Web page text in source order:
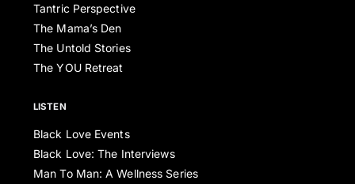
Tantric Perspective
The Mama’s Den
The Untold Stories
The YOU Retreat
LISTEN
Black Love Events
Black Love: The Interviews
Man To Man: A Wellness Series